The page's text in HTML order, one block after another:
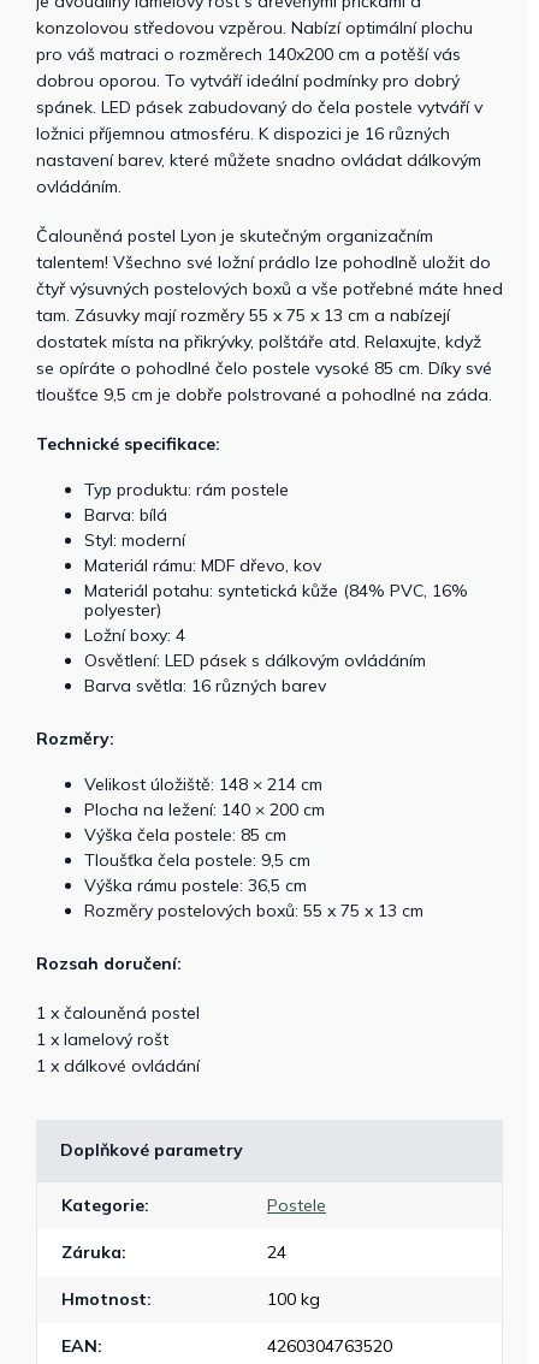
konzolovou středovou vzpěrou. Nabízí optimální plochu
pro váš matraci o rozměrech 140x200 cm a potěší vás
dobrou oporou. To vytváří ideální podmínky pro dobrý
spánek. LED pásek zabudovaný do čela postele vytváří v
ložnici příjemnou atmosféru. K dispozici je 16 různých
nastavení barev, které můžete snadno ovládat dálkovým
ovládáním.
Čalouněná postel Lyon je skutečným organizačním
talentem! Všechno své ložní prádlo lze pohodlně uložit do
čtyř výsuvných postelových boxů a vše potřebné máte hned
tam. Zásuvky mají rozměry 55 x 75 x 13 cm a nabízejí
dostatek místa na přikrývky, polštáře atd. Relaxujte, když
se opíráte o pohodlné čelo postele vysoké 85 cm. Díky své
tloušťce 9,5 cm je dobře polstrované a pohodlné na záda.
Technické specifikace:
Typ produktu: rám postele
Barva: bílá
Styl: moderní
Materiál rámu: MDF dřevo, kov
Materiál potahu: syntetická kůže (84% PVC, 16%
polyester)
Ložní boxy: 4
Osvětlení: LED pásek s dálkovým ovládáním
Barva světla: 16 různých barev
Rozměry:
Velikost úložiště: 148 × 214 cm
Plocha na ležení: 140 × 200 cm
Výška čela postele: 85 cm
Tloušťka čela postele: 9,5 cm
Výška rámu postele: 36,5 cm
Rozměry postelových boxů: 55 x 75 x 13 cm
Rozsah doručení:
1 x čalouněná postel
1 x lamelový rošt
1 x dálkové ovládání
Doplňkové parametry
Kategorie: Postele
Záruka: 24
Hmotnost: 100 kg
EAN: 4260304763520